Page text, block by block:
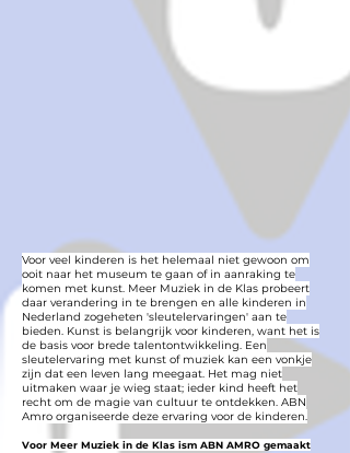
Voor veel kinderen is het helemaal niet gewoon om
ooit naar het museum te gaan of in aanraking te
komen met kunst. Meer Muziek in de Klas probeert
daar verandering in te brengen en alle kinderen in
Nederland zogeheten 'sleutelervaringen' aan te
bieden. Kunst is belangrijk voor kinderen, want het is
de basis voor brede talentontwikkeling. Een
sleutelervaring met kunst of muziek kan een vonkje
zijn dat een leven lang meegaat. Het mag niet
uitmaken waar je wieg staat; ieder kind heeft het
recht om de magie van cultuur te ontdekken. ABN
Amro organiseerde deze ervaring voor de kinderen.
Voor Meer Muziek in de Klas ism ABN AMRO gemaakt